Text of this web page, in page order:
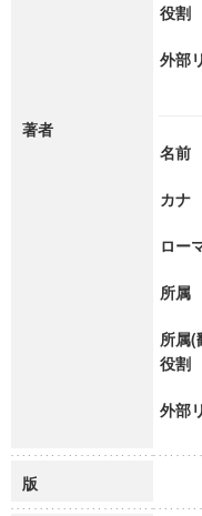
著者
役割
外部
名前
カナ
ロー
所属
所属(
役割
外部
版